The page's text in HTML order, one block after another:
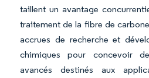
taillent un avantage
traitement de la fibre de
accrues de recherche et
chimiques pour concevoir
avancés destinés aux